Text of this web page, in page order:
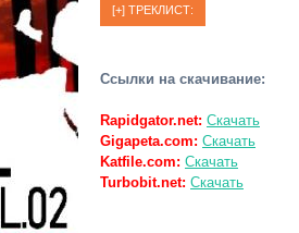
Ссылки на скачивание:
Rapidgator.net: Скачать
Gigapeta.com: Скачать
Katfile.com: Скачать
Turbobit.net: Скачать